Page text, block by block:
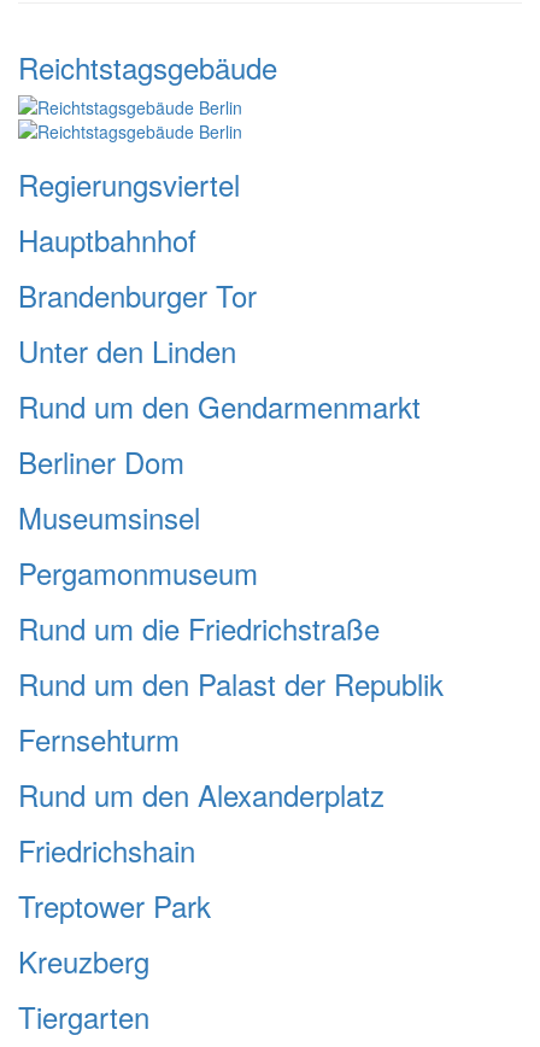
Reichtstagsgebäude
Regierungsviertel
Hauptbahnhof
Brandenburger Tor
Unter den Linden
Rund um den Gendarmenmarkt
Berliner Dom
Museumsinsel
Pergamonmuseum
Rund um die Friedrichstraße
Rund um den Palast der Republik
Fernsehturm
Rund um den Alexanderplatz
Friedrichshain
Treptower Park
Kreuzberg
Tiergarten